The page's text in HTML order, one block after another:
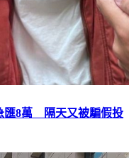
匯8萬 隔天又被騙假投